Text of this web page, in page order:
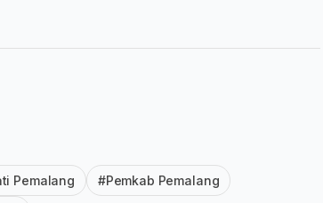
Pemalang #Pemkab Pemalang